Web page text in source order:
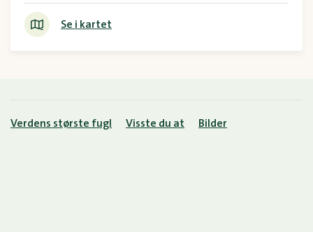
Se i kartet
Verdens største fugl Visste du at Bilder